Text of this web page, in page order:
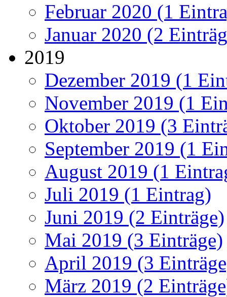
Februar 2020 (1
Januar 2020 (2
2019
Dezember 2019 (1
November 2019 (1
Oktober 2019 (3
September 2019 (1
August 2019 (1
Juli 2019 (1 Eintrag)
Juni 2019 (2 Einträge)
Mai 2019 (3 Einträge)
April 2019 (3
März 2019 (2